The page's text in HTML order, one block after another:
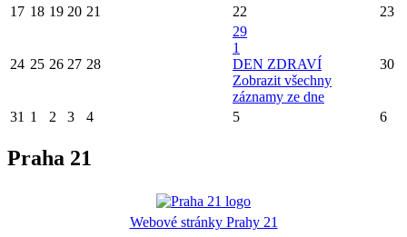
17 18 19 20 21 22 23
24 25 26 27 28
29
1
DEN ZDRAVÍ
Zobrazit všechny
záznamy ze dne
30
31 1 2 3 4 5 6
Praha 21
Webové stránky Prahy 21